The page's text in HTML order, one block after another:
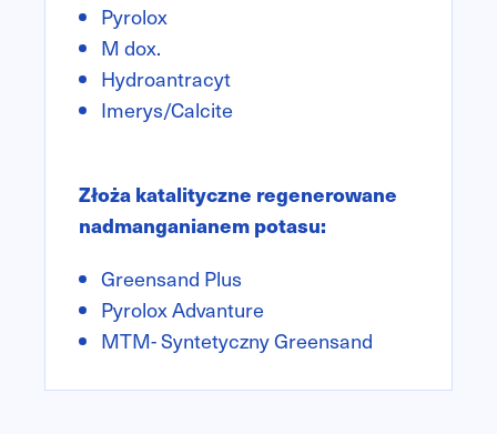
Pyrolox
M dox.
Hydroantracyt
Imerys/Calcite
Złoża katalityczne regenerowane
nadmanganianem potasu:
Greensand Plus
Pyrolox Advanture
MTM- Syntetyczny Greensand